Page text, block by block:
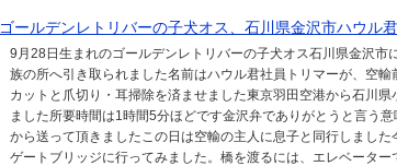
ゴールデンレトリバーの子犬オス、石川県金沢市ハウル君
9月28日生まれのゴールデンレトリバーの子犬オス石川県金沢市
族の所へ引き取られました名前はハウル君社員トリマーが、空輸
カットと爪切り・耳掃除を済ませました東京羽田空港から石川県
ました所要時間は1時間5分ほどです金沢弁でありがとうと言う
から送って頂きましたこの日は空輸の主人に息子と同行しました
ゲートブリッジに行ってみました。橋を渡るには、エレベーター